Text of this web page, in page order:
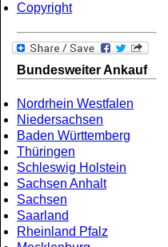
Copyright
Bundesweiter Ankauf
Nordrhein Westfalen
Niedersachsen
Baden Württemberg
Thüringen
Schleswig Holstein
Sachsen Anhalt
Sachsen
Saarland
Rheinland Pfalz